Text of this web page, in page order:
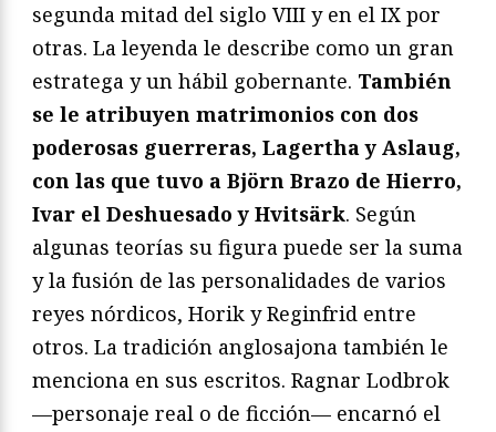
segunda mitad del siglo VIII y en el IX por
otras. La leyenda le describe como un gran
estratega y un hábil gobernante. También
se le atribuyen matrimonios con dos
poderosas guerreras, Lagertha y Aslaug,
con las que tuvo a Björn Brazo de Hierro,
Ivar el Deshuesado y Hvitsärk. Según
algunas teorías su figura puede ser la suma
y la fusión de las personalidades de varios
reyes nórdicos, Horik y Reginfrid entre
otros. La tradición anglosajona también le
menciona en sus escritos. Ragnar Lodbrok
—personaje real o de ficción— encarnó el